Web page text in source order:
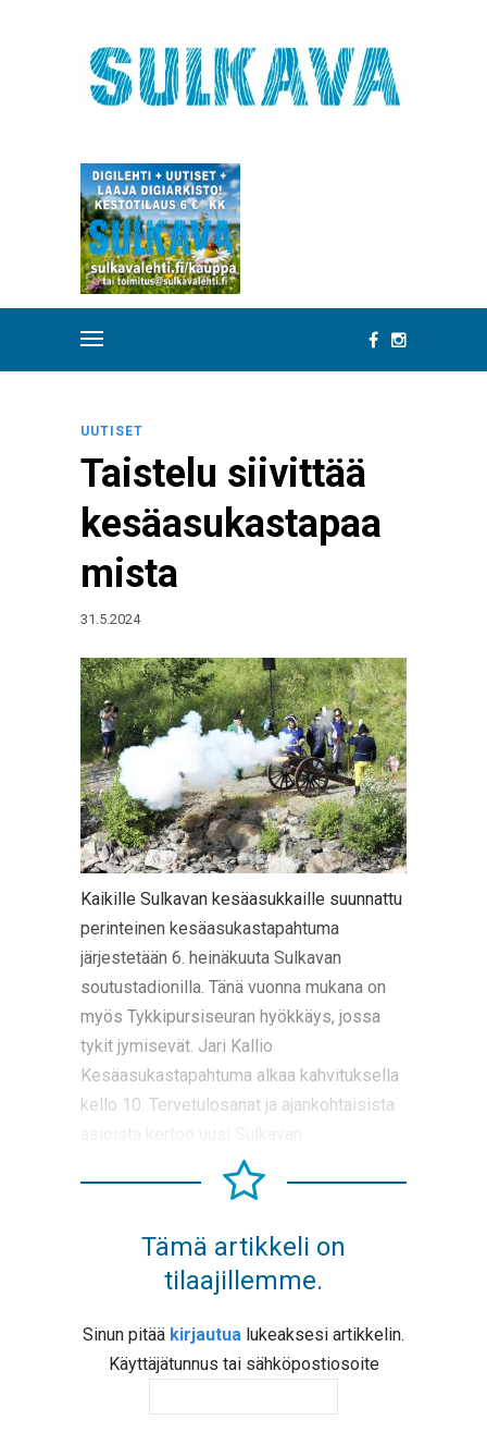
UUTISET
Taistelu siivittää
kesäasukastapaa
mista
31.5.2024
Kaikille Sulkavan kesäasukkaille suunnattu
perinteinen kesäasukastapahtuma
järjestetään 6. heinäkuuta Sulkavan
soutustadionilla. Tänä vuonna mukana on
myös Tykkipursiseuran hyökkäys, jossa
tykit jymisevät. Jari Kallio
Kesäasukastapahtuma alkaa kahvituksella
kello 10. Tervetulosanat ja ajankohtaisista
Tämä artikkeli on
tilaajillemme.
Sinun pitää kirjautua lukeaksesi artikkelin.
Käyttäjätunnus tai sähköpostiosoite